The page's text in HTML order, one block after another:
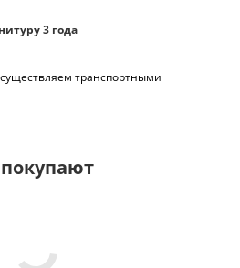
3 года
транспортными